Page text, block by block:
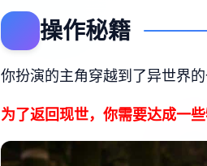
操作秘籍
你扮演的主角穿越到了异世界
为了返回现世，你需要达成一些